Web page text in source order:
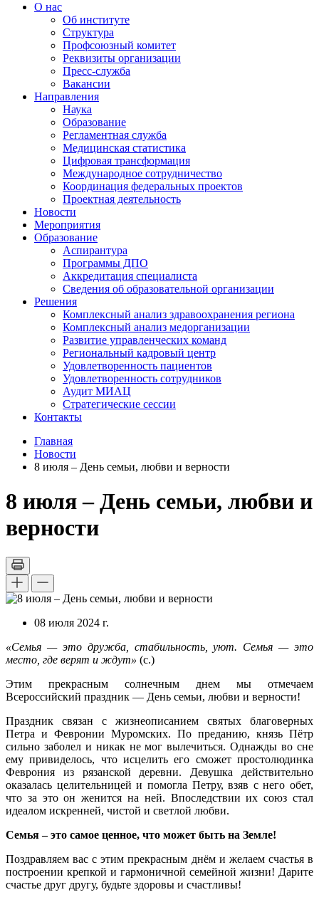
О нас
Об институте
Структура
Профсоюзный комитет
Реквизиты организации
Пресс-служба
Вакансии
Направления
Наука
Образование
Регламентная служба
Медицинская статистика
Цифровая трансформация
Международное сотрудничество
Координация федеральных проектов
Проектная деятельность
Новости
Мероприятия
Образование
Аспирантура
Программы ДПО
Аккредитация специалиста
Сведения об образовательной организации
Решения
Комплексный анализ здравоохранения региона
Комплексный анализ медорганизации
Развитие управленческих команд
Региональный кадровый центр
Удовлетворенность пациентов
Удовлетворенность сотрудников
Аудит МИАЦ
Стратегические сессии
Контакты
Главная
Новости
8 июля – День семьи, любви и верности
8 июля – День семьи, любви и
верности
08 июля 2024 г.
«Семья — это дружба, стабильность, уют. Семья — это
место, где верят и ждут» (с.)
Этим прекрасным солнечным днем мы отмечаем
Всероссийский праздник — День семьи, любви и верности!
Праздник связан с жизнеописанием святых благоверных
Петра и Февронии Муромских. По преданию, князь Пётр
сильно заболел и никак не мог вылечиться. Однажды во сне
ему привиделось, что исцелить его сможет простолюдинка
Феврония из рязанской деревни. Девушка действительно
оказалась целительницей и помогла Петру, взяв с него обет,
что за это он женится на ней. Впоследствии их союз стал
идеалом искренней, чистой и светлой любви.
Семья – это самое ценное, что может быть на Земле!
Поздравляем вас с этим прекрасным днём и желаем счастья в
построении крепкой и гармоничной семейной жизни! Дарите
счастье друг другу, будьте здоровы и счастливы!